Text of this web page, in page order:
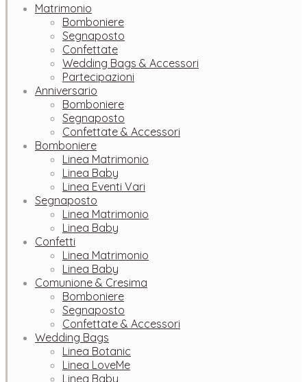
Matrimonio
Bomboniere
Segnaposto
Confettate
Wedding Bags & Accessori
Partecipazioni
Anniversario
Bomboniere
Segnaposto
Confettate & Accessori
Bomboniere
Linea Matrimonio
Linea Baby
Linea Eventi Vari
Segnaposto
Linea Matrimonio
Linea Baby
Confetti
Linea Matrimonio
Linea Baby
Comunione & Cresima
Bomboniere
Segnaposto
Confettate & Accessori
Wedding Bags
Linea Botanic
Linea LoveMe
Linea Baby